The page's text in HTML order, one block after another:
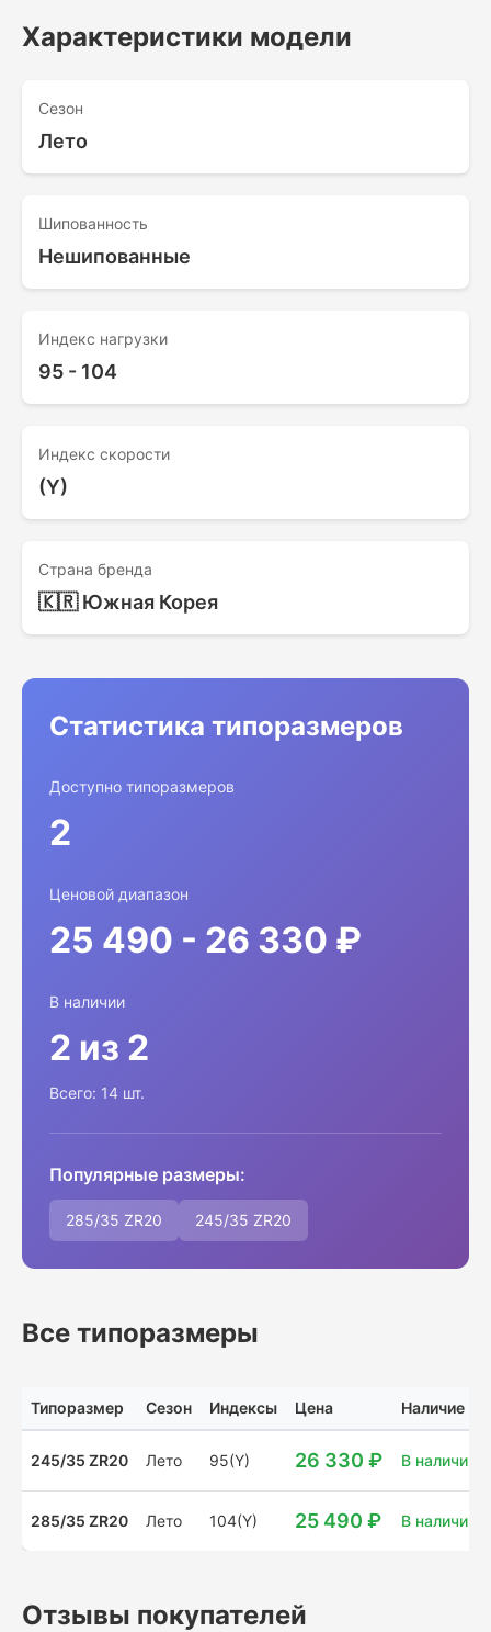
Характеристики модели
Сезон
Лето
Шипованность
Нешипованные
Индекс нагрузки
95 - 104
Индекс скорости
(Y)
Страна бренда
🇰🇷 Южная Корея
Статистика типоразмеров
Доступно типоразмеров
2
Ценовой диапазон
25 490 - 26 330 ₽
В наличии
2 из 2
Всего: 14 шт.
Популярные размеры:
285/35 ZR20 245/35 ZR20
Все типоразмеры
Типоразмер Сезон Индексы Цена Наличие
245/35 ZR20 Лето 95(Y) 26 330 ₽ В наличии:
285/35 ZR20 Лето 104(Y) 25 490 ₽ В наличии:
Отзывы покупателей